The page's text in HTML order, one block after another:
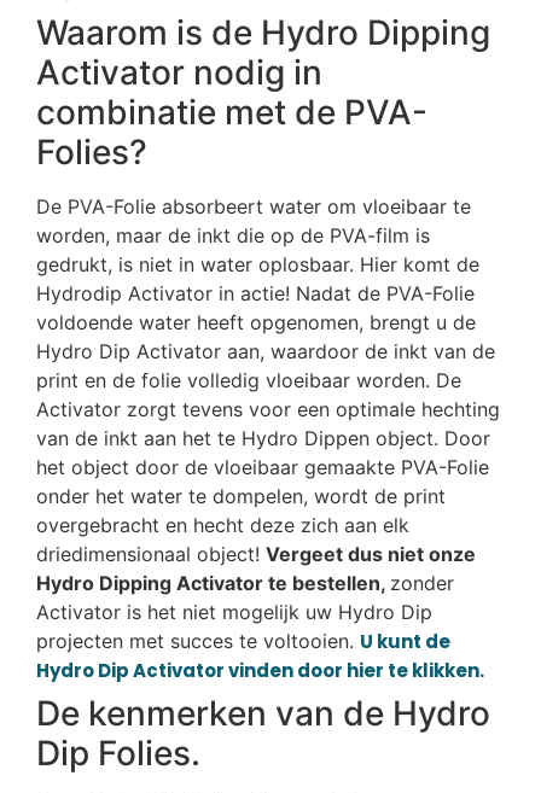
Waarom is de Hydro Dipping
Activator nodig in
combinatie met de PVA-
Folies?
De PVA-Folie absorbeert water om vloeibaar te
worden, maar de inkt die op de PVA-film is
gedrukt, is niet in water oplosbaar. Hier komt de
Hydrodip Activator in actie! Nadat de PVA-Folie
voldoende water heeft opgenomen, brengt u de
Hydro Dip Activator aan, waardoor de inkt van de
print en de folie volledig vloeibaar worden. De
Activator zorgt tevens voor een optimale hechting
van de inkt aan het te Hydro Dippen object. Door
het object door de vloeibaar gemaakte PVA-Folie
onder het water te dompelen, wordt de print
overgebracht en hecht deze zich aan elk
driedimensionaal object! Vergeet dus niet onze
Hydro Dipping Activator te bestellen, zonder
Activator is het niet mogelijk uw Hydro Dip
projecten met succes te voltooien. U kunt de
Hydro Dip Activator vinden door hier te klikken.
De kenmerken van de Hydro
Dip Folies.